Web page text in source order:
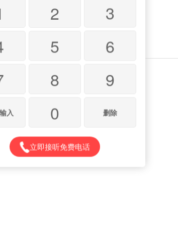
2
3
5
6
8 9
入 0 删除
立即接听免费电话